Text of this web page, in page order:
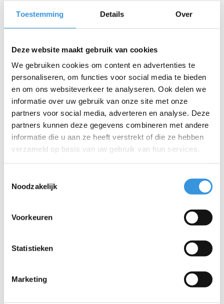
Toestemming Details Over
Deze website maakt gebruik van cookies
We gebruiken cookies om content en advertenties te
personaliseren, om functies voor social media te bieden
en om ons websiteverkeer te analyseren. Ook delen we
informatie over uw gebruik van onze site met onze
partners voor social media, adverteren en analyse. Deze
partners kunnen deze gegevens combineren met andere
informatie die u aan ze heeft verstrekt of die ze hebben
verzameld op basis van uw gebruik van hun services.
Noodzakelijk
Voorkeuren
Statistieken
Marketing
Iets extra's erbij?
€64,95